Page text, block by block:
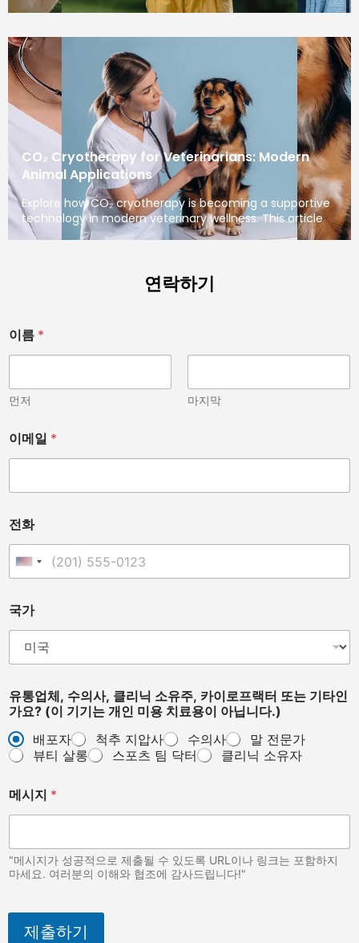
CO₂ Cryotherapy for Veterinarians: Modern
Animal Applications
Explore how CO₂ cryotherapy is becoming a supportive
technology in modern veterinary wellness. This article
연락하기
타
인
요
?
시
지
메
지
이름 *
먼저 마지막
이메일 *
전화
United States +1
국가
유통업체, 수의사, 클리닉 소유주, 카이로프랙터 또는 기타인
가요? (이 기기는 개인 미용 치료용이 아닙니다.)
배포자
척추 지압사 수의사
말 전문가
뷰티 살롱
스포츠 팀 닥터 클리닉 소유자
메시지 *
"메시지가 성공적으로 제출될 수 있도록 URL이나 링크는 포함하지
마세요. 여러분의 이해와 협조에 감사드립니다!"
제출하기